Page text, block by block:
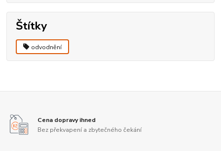
Štítky
odvodnění
Cena dopravy ihned
Bez překvapení a zbytečného čekání